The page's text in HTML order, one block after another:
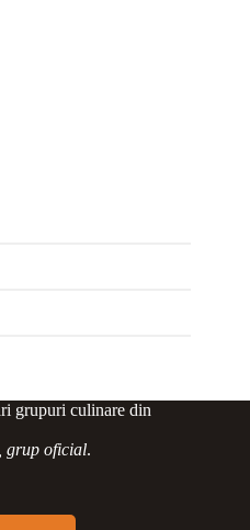
grupuri culinare din
grup oficial.